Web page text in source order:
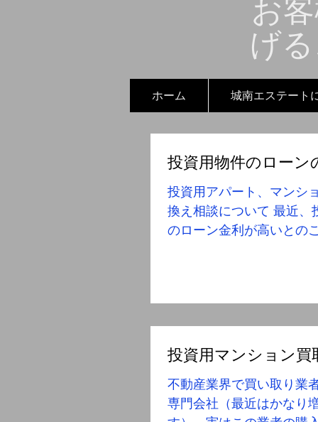
お
げ
ホーム 城南エステート
投資用物件のローン
投資用アパート、マンシ
換え相談について 最近、
のローン金利が高いとの
相談が多数御座います。
ーンの借り換えもコンサ
して行っておりますので
ださい。 先日担当させていただいたお客様
の事例
投資用マンション買
不動産業界で買い取り業
専門会社（最近はかなり